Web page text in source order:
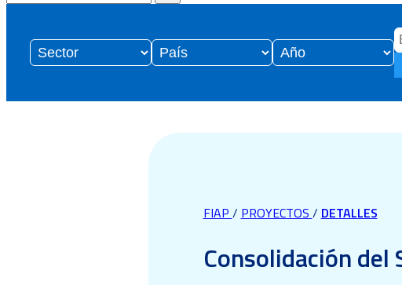
FIAP / PROYECTOS / DETALLES
Consolidación del